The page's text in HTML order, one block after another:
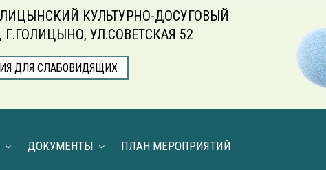
КУЛЬТУРНО-ДОСУГОВЫЙ
УЛ.СОВЕТСКАЯ 52
ДЛЯ СЛАБОВИДЯЩИХ
ДОКУМЕНТЫ ПЛАН МЕРОПРИЯТИЙ